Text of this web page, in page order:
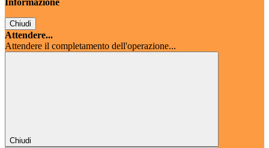
Informazione
Chiudi
Attendere...
Attendere il completamento dell'operazione...
Chiudi